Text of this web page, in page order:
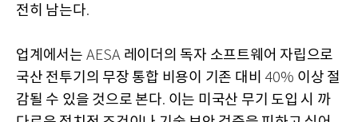
전히 남는다.
업계에서는 AESA 레이더의 독자 소프트웨어 자립으로
국산 전투기의 무장 통합 비용이 기존 대비 40% 이상 절
감될 수 있을 것으로 본다. 이는 미국산 무기 도입 시 까